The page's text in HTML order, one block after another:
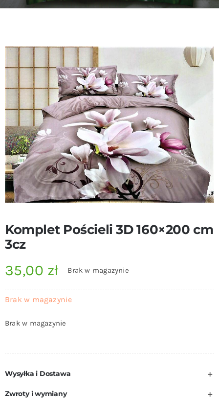
Komplet Pościeli 3D 160×200 cm
3cz
35,00 zł Brak w magazynie
Brak w magazynie
Brak w magazynie
Wysyłka i Dostawa
Zwroty i wymiany